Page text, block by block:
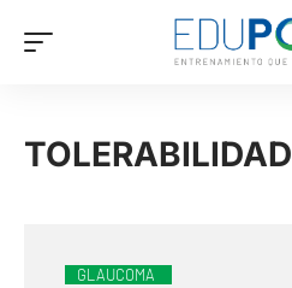
TOLERABILIDAD
GLAUCOMA